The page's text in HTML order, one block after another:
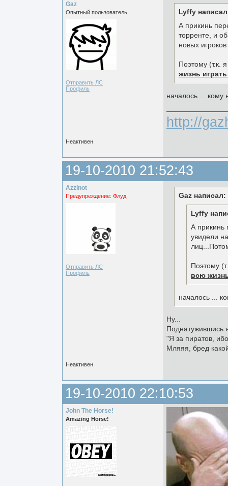
Gaz
Опытный пользователь
Отправить ЛС
Профиль
Lyffy
А прикинь
торренте, и
новых
Поэтому (т.к.
жизнь
началось ... кому
http://
Неактивен
19-10-2010 21:52:43
Azzinot
Предупреждение: Флуд
Отправить ЛС
Профиль
Gaz написал:
Lyffy
А прикинь
увидели
Поэтому
всю
началось ...
Ну...
Поднатужившись
"Я за пиратов,
Мляяя, бред
Неактивен
19-10-2010 22:10:53
John The Horse!
Amazing Horse!